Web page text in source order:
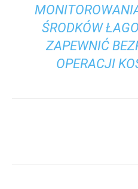
ŚRODKÓW
ZAPEWNIĆ
OPERACJI